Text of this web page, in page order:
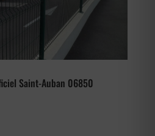
Saint-Auban 06850